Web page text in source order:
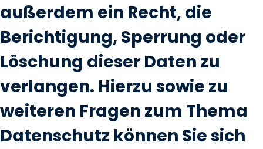
außerdem ein Recht, die
Berichtigung, Sperrung oder
Löschung dieser Daten zu
verlangen. Hierzu sowie zu
weiteren Fragen zum Thema
Datenschutz können Sie sich